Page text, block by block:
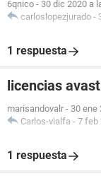
6qnico - 30 dic 2020 a
carloslopezjurado -
1 respuesta
licencias avast
marisandovalr - 30 ene
Carlos-vialfa - 7 feb
1 respuesta